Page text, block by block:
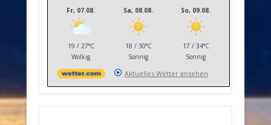
Fr, 07.08.
19 / 27°C
Wolkig
Sa, 08.08.
18 / 30°C
Sonnig
So, 09.08.
17 / 34°C
Sonnig
Aktuelles Wetter ansehen